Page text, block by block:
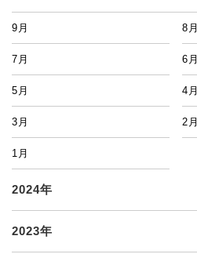
9月 8月
7月 6月
5月 4月
3月 2月
1月
2024年
2023年